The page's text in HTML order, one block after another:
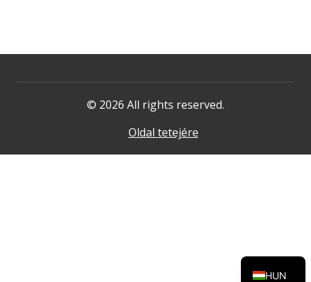
© 2026 All rights reserved.
Oldal tetejére
HUN